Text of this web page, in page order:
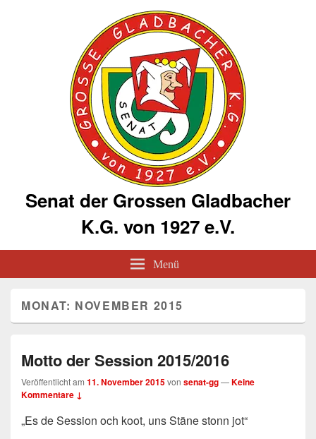
Senat der Grossen Gladbacher
K.G. von 1927 e.V.
Menü
MONAT: NOVEMBER 2015
Motto der Session 2015/2016
Veröffentlicht am 11. November 2015von senat-gg—Keine
Kommentare ↓
„Es de Session och koot, uns Stäne stonn jot“